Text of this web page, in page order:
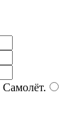
Самолёт.